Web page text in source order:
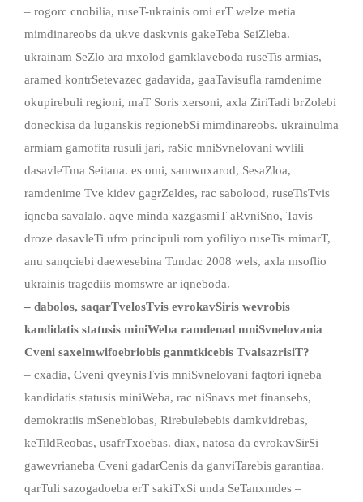
– rogorc cnobilia, ruseT-ukrainis omi erT welze metia
mimdinareobs da ukve daskvnis gakeTeba SeiZleba.
ukrainam SeZlo ara mxolod gamklaveboda ruseTis armias,
aramed kontrSetevazec gadavida, gaaTavisufla ramdenime
okupirebuli regioni, maT Soris xersoni, axla ZiriTadi brZolebi
doneckisa da luganskis regionebSi mimdinareobs. ukrainulma
armiam gamofita rusuli jari, raSic mniSvnelovani wvlili
dasavleTma Seitana. es omi, samwuxarod, SesaZloa,
ramdenime Tve kidev gagrZeldes, rac sabolood, ruseTisTvis
iqneba savalalo. aqve minda xazgasmiT aRvniSno, Tavis
droze dasavleTi ufro principuli rom yofiliyo ruseTis mimarT,
anu sanqciebi daewesebina Tundac 2008 wels, axla msoflio
ukrainis tragediis momswre ar iqneboda.
– dabolos, saqarTvelosTvis evrokavSiris wevrobis
kandidatis statusis miniWeba ramdenad mniSvnelovania
Cveni saxelmwifoebriobis ganmtkicebis TvalsazrisiT?
– cxadia, Cveni qveynisTvis mniSvnelovani faqtori iqneba
kandidatis statusis miniWeba, rac niSnavs met finansebs,
demokratiis mSeneblobas, Rirebulebebis damkvidrebas,
keTildReobas, usafrTxoebas. diax, natosa da evrokavSirSi
gawevrianeba Cveni gadarCenis da ganviTarebis garantiaa.
qarTuli sazogadoeba erT sakiTxSi unda SeTanxmdes –